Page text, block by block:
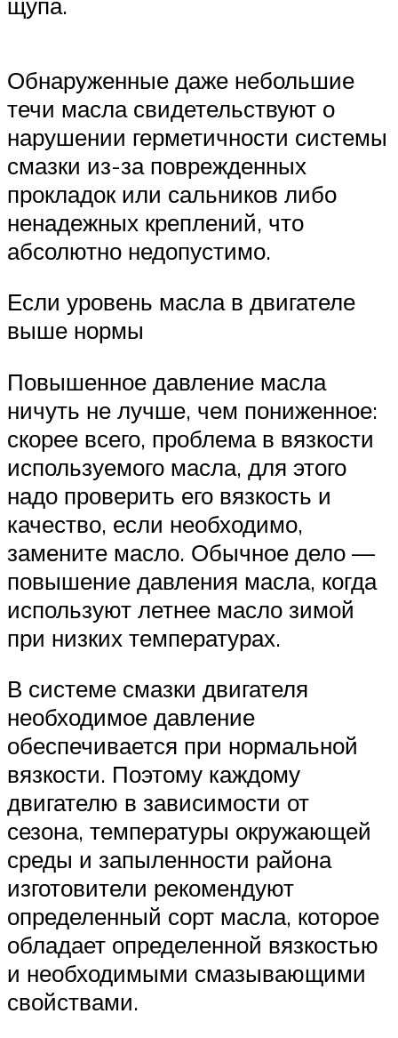
щупа.
Обнаруженные даже небольшие
течи масла свидетельствуют о
нарушении герметичности системы
смазки из-за поврежденных
прокладок или сальников либо
ненадежных креплений, что
абсолютно недопустимо.
Если уровень масла в двигателе
выше нормы
Повышенное давление масла
ничуть не лучше, чем пониженное:
скорее всего, проблема в вязкости
используемого масла, для этого
надо проверить его вязкость и
качество, если необходимо,
замените масло. Обычное дело —
повышение давления масла, когда
используют летнее масло зимой
при низких температурах.
В системе смазки двигателя
необходимое давление
обеспечивается при нормальной
вязкости. Поэтому каждому
двигателю в зависимости от
сезона, температуры окружающей
среды и запыленности района
изготовители рекомендуют
определенный сорт масла, которое
обладает определенной вязкостью
и необходимыми смазывающими
свойствами.